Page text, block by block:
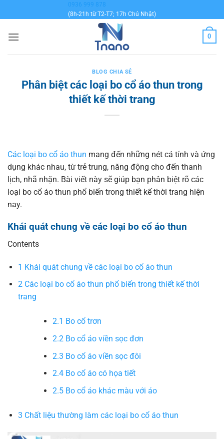
qua
dung
0936 999 878
(8h-21h từ T2-T7; 17h Chủ Nhật)
0
BLOG CHIA SẺ
Phân biệt các loại bo cổ áo thun trong
thiết kế thời trang
Các loại bo cổ áo thun mang đến những nét cá tính và ứng
dụng khác nhau, từ trẻ trung, năng động cho đến thanh
lịch, nhã nhặn. Bài viết này sẽ giúp bạn phân biệt rõ các
loại bo cổ áo thun phổ biến trong thiết kế thời trang hiện
nay.
Khái quát chung về các loại bo cổ áo thun
Contents
1 Khái quát chung về các loại bo cổ áo thun
2Các loại bo cổ áo thun phổ biến trong thiết kế thời
trang
2.1 Bo cổ trơn
2.2Bo cổ áo viền sọc đơn
2.3 Bo cổ áo viền sọc đôi
2.4Bo cổ áo có họa tiết
2.5Bo cổ áo khác màu với áo
3 Chất liệu thường làm các loại bo cổ áo thun